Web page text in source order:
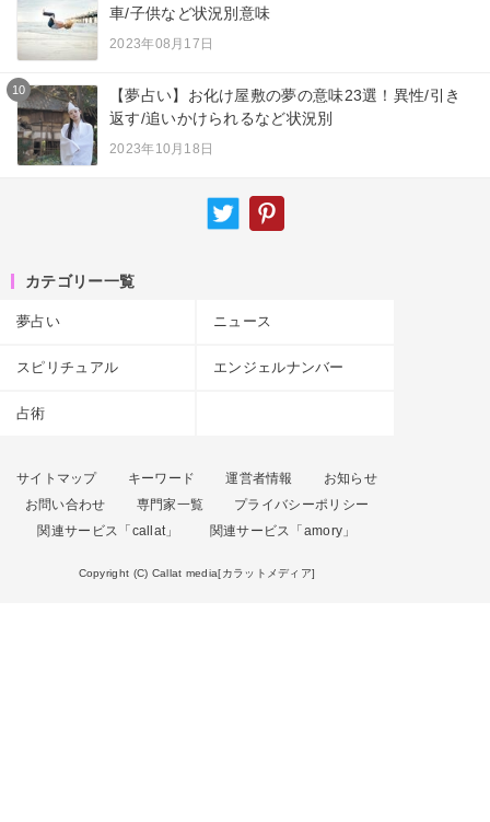
車/子供など状況別意味
2023年08月17日
10
【夢占い】お化け屋敷の夢の意味23選！異性/引き
返す/追いかけられるなど状況別
2023年10月18日
カテゴリー一覧
夢占い ニュース
スピリチュアル エンジェルナンバー
占術
サイトマップ キーワード 運営者情報
お知らせ
お問い合わせ
専門家一覧
プライバシーポリシー
関連サービス「callat」
関連サービス「amory」
Copyright (C) Callat media[カラットメディア]